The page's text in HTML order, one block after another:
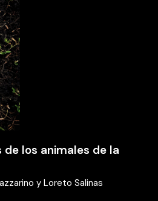
los animales de la
y Loreto Salinas